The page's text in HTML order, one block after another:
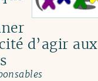
d’agir aux